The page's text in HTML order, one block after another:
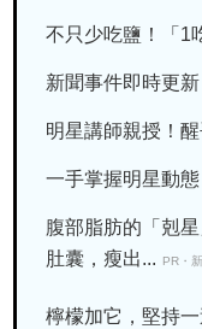
不只少吃鹽！「1
新聞事件即時更
明星講師親授！
一手掌握明星動
腹部脂肪的「剋
肚囊，瘦出...
PR・
檸檬加它，堅持